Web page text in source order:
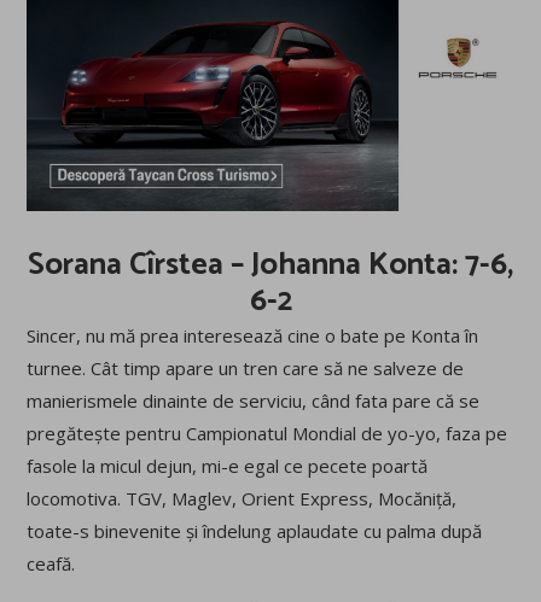
Sorana Cîrstea – Johanna Konta: 7-6,
6-2
Sincer, nu mă prea interesează cine o bate pe Konta în
turnee. Cât timp apare un tren care să ne salveze de
manierismele dinainte de serviciu, când fata pare că se
pregătește pentru Campionatul Mondial de yo-yo, faza pe
fasole la micul dejun, mi-e egal ce pecete poartă
locomotiva. TGV, Maglev, Orient Express, Mocăniță,
toate-s binevenite și îndelung aplaudate cu palma după
ceafă.